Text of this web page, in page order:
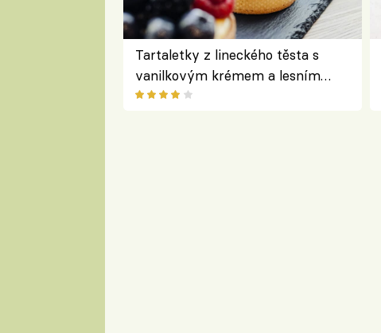
Tartaletky z lineckého těsta s
vanilkovým krémem a lesním
ovocem podle Bread Society